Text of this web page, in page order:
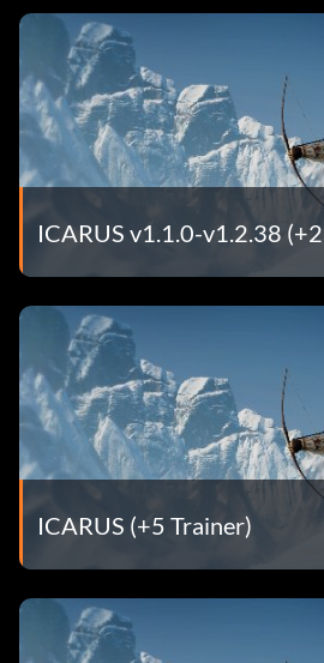
ICARUS v1.1.0-v1.2.38
ICARUS (+5 Trainer)